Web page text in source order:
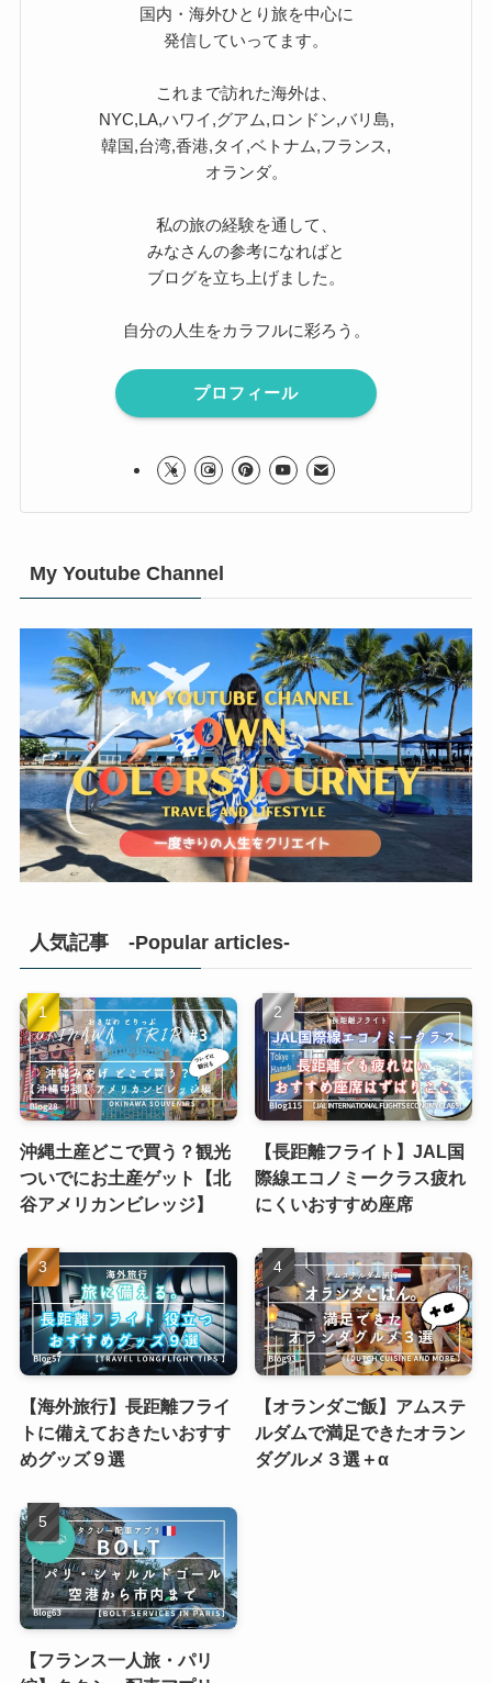
国内・海外ひとり旅を中心に
発信していってます。
これまで訪れた海外は、
NYC,LA,ハワイ,グアム,ロンドン,バリ島,
韓国,台湾,香港,タイ,ベトナム,フランス,
オランダ。
私の旅の経験を通して、
みなさんの参考になればと
ブログを立ち上げました。
自分の人生をカラフルに彩ろう。
プロフィール
My Youtube Channel
人気記事 -Popular articles-
沖縄土産どこで買う？観光
ついでにお土産ゲット【北
谷アメリカンビレッジ】
【長距離フライト】JAL国
際線エコノミークラス疲れ
にくいおすすめ座席
【海外旅行】長距離フライ
トに備えておきたいおすす
めグッズ９選
【オランダご飯】アムステ
ルダムで満足できたオラン
ダグルメ３選＋α
【フランス一人旅・パリ